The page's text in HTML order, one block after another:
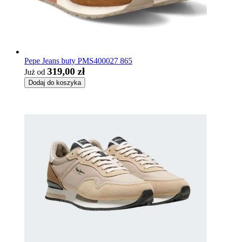
Pepe Jeans buty PMS400027 865
Już od 319,00 zł
Dodaj do koszyka